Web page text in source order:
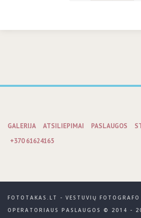
GALERIJA ATSILIEPIMAI PASLAUGOS
+370 61624165
FOTOTAKAS.LT - VESTUVIŲ
OPERATORIAUS PASLAUGOS © 2014 -